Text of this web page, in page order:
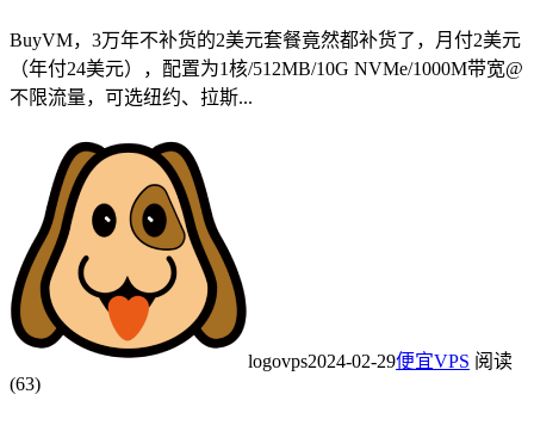
BuyVM，3万年不补货的2美元套餐竟然都补货了，月付2美元
（年付24美元），配置为1核/512MB/10G NVMe/1000M带宽@
不限流量，可选纽约、拉斯...
logovps2024-02-29便宜VPS 阅读
(63)